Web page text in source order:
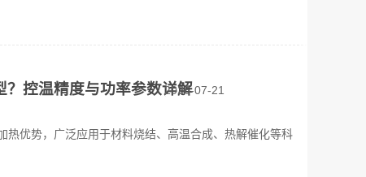
？控温精度与功率参数详解
热优势，广泛应用于材料烧结、高温合成、热解催化等科
2026-07-21